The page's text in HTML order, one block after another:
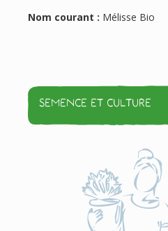
Nom courant : Mélisse Bio
Semence et culture